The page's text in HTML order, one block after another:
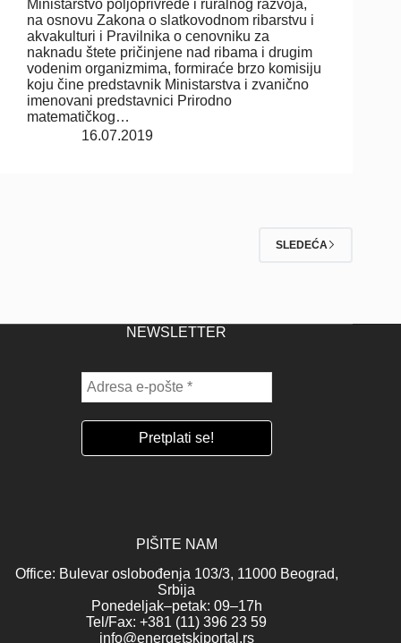
Ministarstvo poljoprivrede i ruralnog razvoja,
na osnovu Zakona o slatkovodnom ribarstvu i
akvakulturi i Pravilnika o cenovniku za
naknadu štete pričinjene nad ribama i drugim
vodenim organizmima, formiraće brzo komisiju
koju čine predstavnik Ministarstva i zvanično
imenovani predstavnici Prirodno
matematičkog…
16.07.2019
SLEDEĆA
NEWSLETTER
PIŠITE NAM
Office: Bulevar oslobođenja 103/3, 11000 Beograd,
Srbija
Ponedeljak–petak: 09–17h
Tel/Fax: +381 (11) 396 23 59
info@energetskiportal.rs